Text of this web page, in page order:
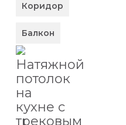
Коридор
Балкон
Натяжной
потолок
на
кухне с
трековым